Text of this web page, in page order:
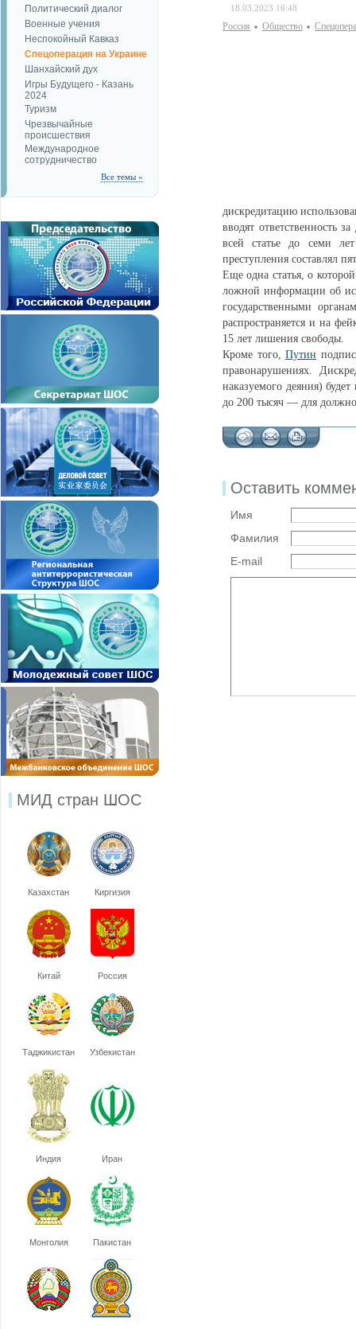
Политический диалог
Военные учения
Неспокойный Кавказ
Спецоперация на Украине
Шанхайский дух
Игры Будущего - Казань
2024
Туризм
Чрезвычайные
происшествия
Международное
сотрудничество
Все темы »
МИД стран ШОС
Казахстан Киргизия
Китай Россия
Таджикистан Узбекистан
Индия Иран
Монголия Пакистан
18.03.2023 16:48
Россия Общество
дискредитацию
вводят ответственность
всей статье до семи
преступления составлял
Еще одна статья, о
ложной информации об
государственными
распространяется и на
15 лет лишения свободы.
Кроме того,Путин
правонарушениях.
наказуемого деяния)
до 200 тысяч — для
Оставить
Имя
Фамилия
E-mail